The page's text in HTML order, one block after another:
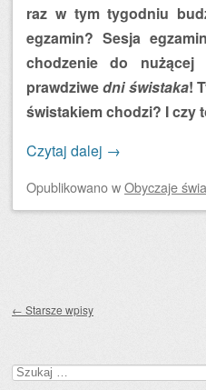
raz w tym tygodniu
egzamin? Sesja
chodzenie do
prawdziwedni świstaka!
świstakiem chodzi? I czy
Czytaj dalej →
OpublikowanowObyczaje
← Starsze wpisy
Szukaj: